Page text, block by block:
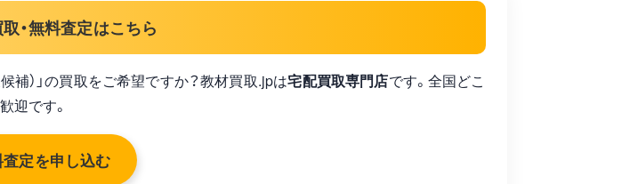
・無料査定はこちら
補）」の買取をご希望ですか？教材買取.jpは宅配買取専門店です。全国どこ
迎です。
定を申し込む